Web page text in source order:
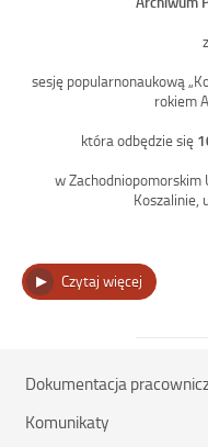
sesję popularnonaukową
rokiem
która odbędzie się
w
Koszalinie,
Czytaj więcej „Sesja
Rok
Dokumentacja
Komunikaty